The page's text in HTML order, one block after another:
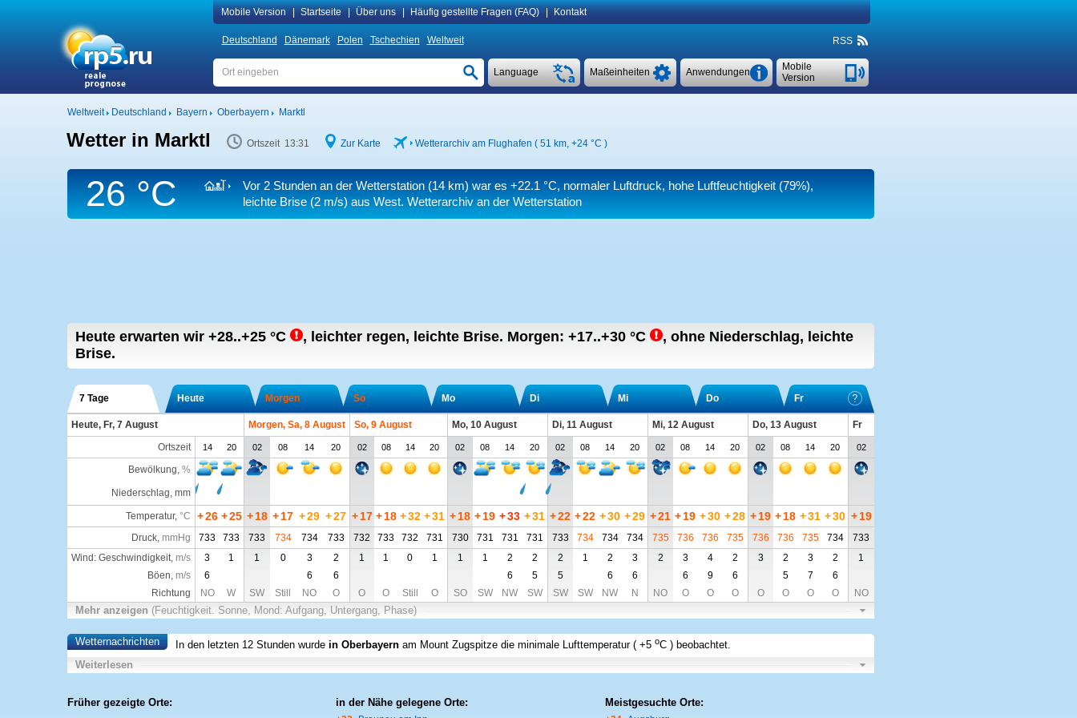
Mobile Version Startseite Über uns Häufig gestellte Fragen (FAQ) Kontakt
Deutschland Dänemark Polen Tschechien Weltweit RSS
Mobile
Version
Anwendungen
Maßeinheiten
Language
Weltweit Deutschland Bayern Oberbayern Marktl
Wetter in Marktl Ortszeit 13:31 Zur Karte Wetterarchiv am Flughafen ( 51 km, +24 °C )
26 °C Vor 2 Stunden an der Wetterstation (14 km) war es +22.1 °C, normaler Luftdruck, hohe Luftfeuchtigkeit (79%),
leichte Brise(2 m/s) aus West. Wetterarchiv an der Wetterstation
Heute erwarten wir +28..+25 °C , leichter regen, leichte Brise. Morgen: +17..+30 °C , ohne Niederschlag, leichte
Brise.
7 Tage Heute Morgen So Mo Di Mi Do Fr
Heute, Fr, 7 August Morgen, Sa, 8 August So, 9 August Mo, 10 August Di, 11 August Mi, 12 August Do, 13 August
Fr
Ortszeit
14 20 02 08 14 20 02 08 14 20 02 08 14 20 02 08 14 20 02 08 14 20 02 08 14 20 02
Bewölkung, %
Niederschlag, mm
Temperatur, °C +26 +25 + 18 +17 +29 +27 + 17 + 18 +32 +31 +18 +19 +33 +31 +22 +22 +30 +29 +21 +19 +30 +28 +19 +18 +31 +30 + 19
Druck, mmHg 733 733 733 734 734 733 732 733 732 731 730 731 731 731 733 734 734 734 735 736 736 735 736 736 735 734
733
Wind: Geschwindigkeit, m/s 3 1 1 0 3 2 1 1 0 1 1 1 2 2 2 1 2 3 2 3 4 2 3 2 3 2
1
Böen, m/s 6 6 6 6 5 5 6 6 6 9 6 5 7
6
Richtung
NO W SW Still NO O O O Still O SO SW NW SW SW SW NW N NO O O O O O O O NO
Mehr anzeigen (Feuchtigkeit. Sonne, Mond: Aufgang, Untergang, Phase)
Wetternachrichten In den letzten 12 Stunden wurde in Oberbayern am Mount Zugspitzedie minimale Lufttemperatur (+5 oC ) beobachtet.
Weiterlesen
Früher gezeigte Orte: in der Nähe gelegene Orte: Meistgesuchte Orte: